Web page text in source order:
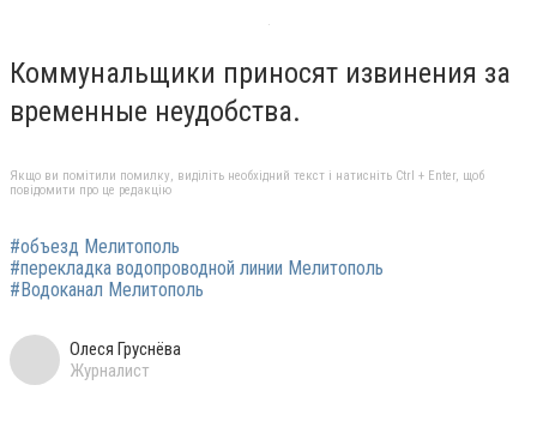
Коммунальщики приносят извинения за
временные неудобства.
Якщо ви помітили помилку, виділіть необхідний текст і натисніть Ctrl + Enter, щоб
повідомити про це редакцію
#объезд Мелитополь
#перекладка водопроводной линии Мелитополь
#Водоканал Мелитополь
Олеся Груснёва
Журналист